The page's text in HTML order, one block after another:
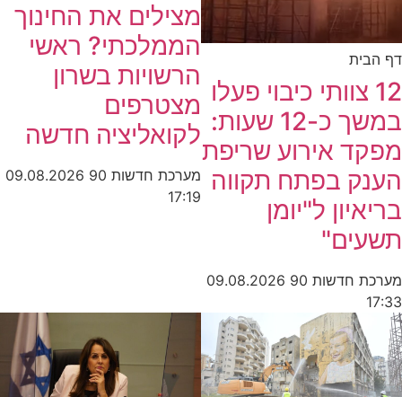
דף הבית
12 צוותי כיבוי פעלו
במשך כ-12 שעות:
מפקד אירוע שריפת
הענק בפתח תקווה
בריאיון ל"יומן
תשעים"
מערכת חדשות 90
09.08.2026
17:33
מצילים את החינוך
הממלכתי? ראשי
הרשויות בשרון
מצטרפים
לקואליציה חדשה
מערכת חדשות 90
09.08.2026
17:19